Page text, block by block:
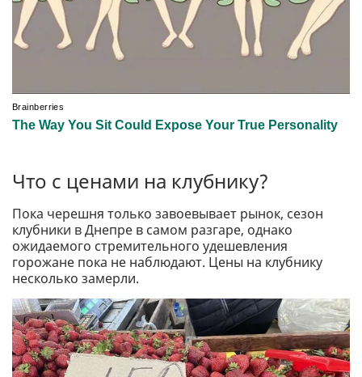
Что с ценами на клубнику?
Пока черешня только завоевывает рынок, сезон
клубники в Днепре в самом разгаре, однако
ожидаемого стремительного удешевления
горожане пока не наблюдают. Цены на клубнику
несколько замерли.